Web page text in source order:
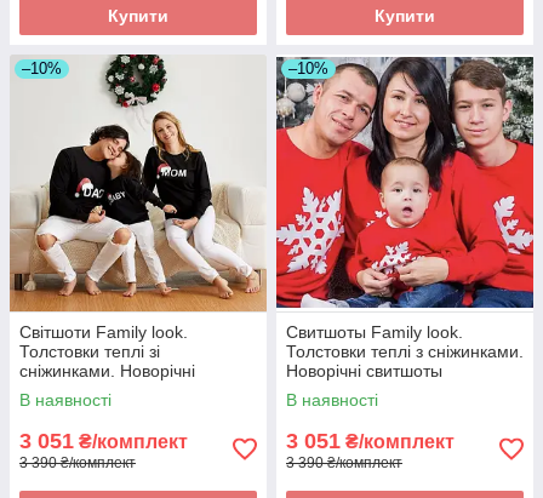
Купити Купити
–10%
Світшоти Family look.
Толстовки теплі зі
сніжинками. Новорічні
світшоти
В наявності
3 051 ₴/комплект
3 390 ₴/комплект
–10%
Свитшоты Family look.
Толстовки теплі з сніжинками.
Новорічні свитшоты
В наявності
3 051 ₴/комплект
3 390 ₴/комплект